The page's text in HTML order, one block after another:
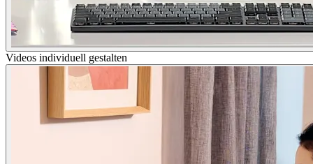
Videos individuell gestalten